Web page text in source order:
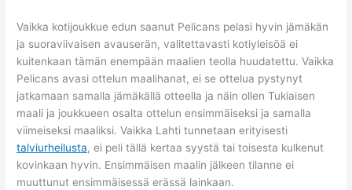
Vaikka kotijoukkue edun saanut Pelicans pelasi hyvin jämäkän
ja suoraviivaisen avauserän, valitettavasti kotiyleisöä ei
kuitenkaan tämän enempään maalien teolla huudatettu. Vaikka
Pelicans avasi ottelun maalihanat, ei se ottelua pystynyt
jatkamaan samalla jämäkällä otteella ja näin ollen Tukiaisen
maali ja joukkueen osalta ottelun ensimmäiseksi ja samalla
viimeiseksi maaliksi. Vaikka Lahti tunnetaan erityisesti
talviurheilusta, ei peli tällä kertaa syystä tai toisesta kulkenut
kovinkaan hyvin. Ensimmäisen maalin jälkeen tilanne ei
muuttunut ensimmäisessä erässä lainkaan.